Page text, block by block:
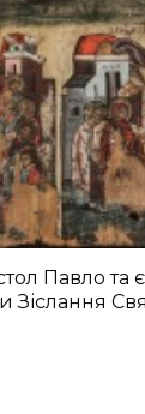
Павло та
Зіслання